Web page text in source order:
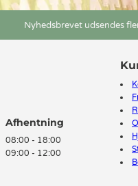
Nyhedsbrevet udsendes
08:00 - 18:00
09:00 - 12:00